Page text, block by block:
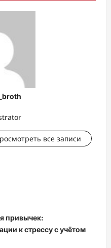
все записи
привычек:
к стрессу с учётом